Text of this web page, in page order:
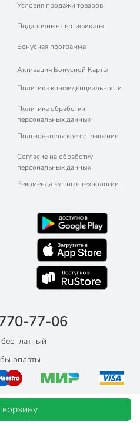
Условия продажи товаров
Подарочные сертификаты
Бонусная программа
Активация Бонусной Карты
Политика конфиденциальности
Политика обработки
персональных данных
Пользовательское соглашение
Согласие на обработку
персональных данных
Рекомендательные технологии
77-06
бесплатный
оплаты